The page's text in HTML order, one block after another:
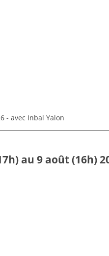
- avec Inbal Yalon
au 9 août (16h)